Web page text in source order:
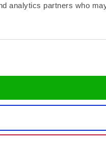
analytics partners who